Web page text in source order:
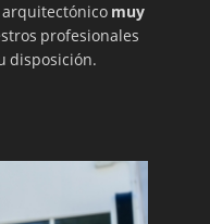
arquitectónico muy
profesionales
disposición.